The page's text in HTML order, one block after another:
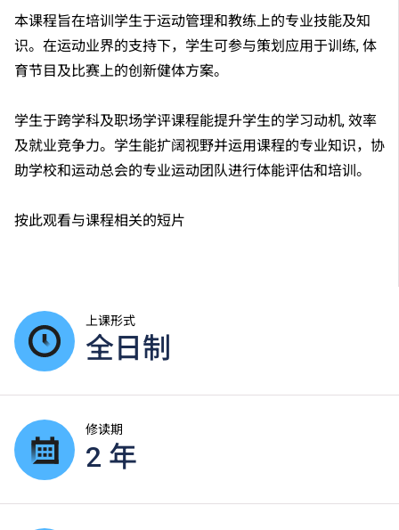
本课程旨在培训学生于运动管理和教练上的专业技能及知
识。在运动业界的支持下，学生可参与策划应用于训练, 体
育节目及比赛上的创新健体方案。
学生于跨学科及职场学评课程能提升学生的学习动机, 效率
及就业竞争力。学生能扩阔视野并运用课程的专业知识，协
助学校和运动总会的专业运动团队进行体能评估和培训。
按此观看与课程相关的短片
上课形式
全日制
修读期
2 年